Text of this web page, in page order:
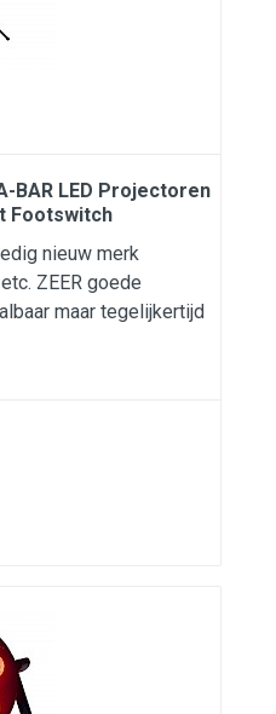
BAR LED Projectoren
Footswitch
nieuw merk
ZEER goede
maar tegelijkertijd